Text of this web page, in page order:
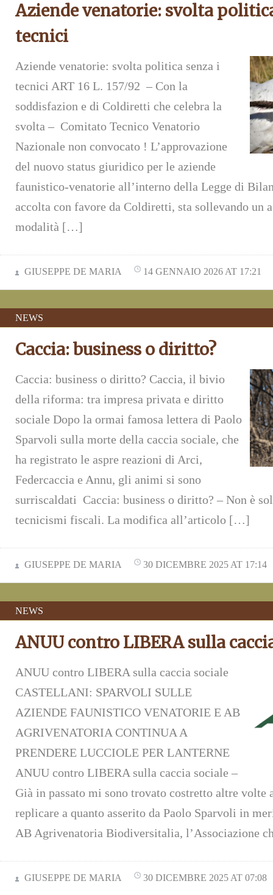
Aziende venatorie: svolta
tecnici
Aziende venatorie: svolta politica senza i
tecnici ART 16 L. 157/92 – Con la
soddisfazion e di Coldiretti che celebra la
svolta – Comitato Tecnico Venatorio
Nazionale non convocato ! L’approvazione
del nuovo status giuridico per le aziende
faunistico-venatorie all’interno della Legge di
accolta con favore da Coldiretti, sta sollevando un
modalità […]
GIUSEPPE DE MARIA 14 GENNAIO 2026 AT 17:21
NEWS
Caccia: business o diritto?
Caccia: business o diritto? Caccia, il bivio
della riforma: tra impresa privata e diritto
sociale Dopo la ormai famosa lettera di Paolo
Sparvoli sulla morte della caccia sociale, che
ha registrato le aspre reazioni di Arci,
Federcaccia e Annu, gli animi si sono
surriscaldati Caccia: business o diritto? – Non è
tecnicismi fiscali. La modifica all’articolo […]
GIUSEPPE DE MARIA 30 DICEMBRE 2025 AT 17:14
NEWS
ANUU contro LIBERA sulla
ANUU contro LIBERA sulla caccia sociale
CASTELLANI: SPARVOLI SULLE
AZIENDE FAUNISTICO VENATORIE E AB
AGRIVENATORIA CONTINUA A
PRENDERE LUCCIOLE PER LANTERNE
ANUU contro LIBERA sulla caccia sociale –
Già in passato mi sono trovato costretto altre volte
replicare a quanto asserito da Paolo Sparvoli in
AB Agrivenatoria Biodiversitalia, l’Associazione
GIUSEPPE DE MARIA 30 DICEMBRE 2025 AT 07:08